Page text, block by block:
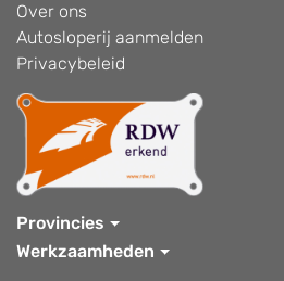
Over ons
Autosloperij aanmelden
Privacybeleid
Provincies
Werkzaamheden